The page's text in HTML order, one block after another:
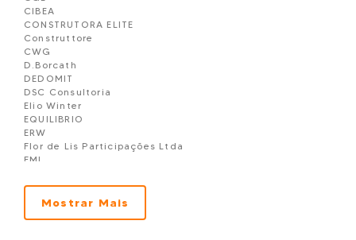
MAISON CHAMPAGNAT
MERIT
MORADAS DO PORTO
MOUVEMENT
MOVE CITY HABITAT
MUDA.WF
MUSIQUE
NIOB GRACIOSA
NORMANDIE
NOVO CENTRO
ORB CITY HABITAT
PASSEIO BOA VISTA
PIXEL CITY HABITAT
PLACE LEOPOLDO
PLUG
CIBEA
CONSTRUTORA ELITE
Construttore
CWG
D.Borcath
DEDOMIT
DSC Consultoria
Elio Winter
EQUILIBRIO
ERW
Flor de Lis Participações Ltda
FML
GRANTEC GARDONE
Gt Building
Mostrar Mais